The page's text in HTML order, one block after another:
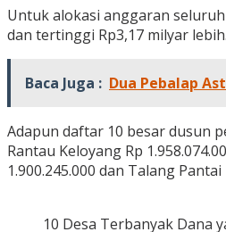
Untuk alokasi anggaran
dan tertinggi Rp3,17 milyar lebih.
Baca Juga : Dua Pebalap
Adapun daftar 10 besar dusun
Rantau Keloyang Rp
1.900.245.000 dan Talang Pantai
10 Desa Terbanyak Dana